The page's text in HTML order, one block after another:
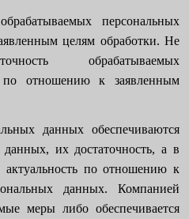
персональных
целям обработки. Не
обрабатываемых
по отношению к заявленным
данных обеспечиваются
данных, их достаточность, а в
актуальность по отношению к
данных. Компанией
меры либо обеспечивается